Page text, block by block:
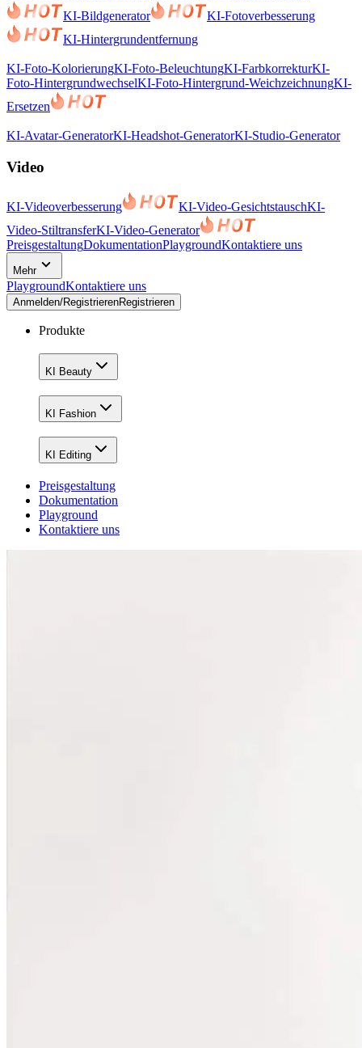
KI-Bildgenerator
KI-Fotoverbesserung
KI-Hintergrundentfernung
KI-Foto-KolorierungKI-Foto-BeleuchtungKI-FarbkorrekturKI-
Foto-HintergrundwechselKI-Foto-Hintergrund-WeichzeichnungKI-
Ersetzen
KI-Avatar-GeneratorKI-Headshot-GeneratorKI-Studio-Generator
Video
KI-Videoverbesserung KI-Video-GesichtstauschKI-
Video-StiltransferKI-Video-Generator
PreisgestaltungDokumentationPlaygroundKontaktiere uns
Mehr
PlaygroundKontaktiere uns
Anmelden/RegistrierenRegistrieren
Produkte
KI Beauty
KI Fashion
KI Editing
Preisgestaltung
Dokumentation
Playground
Kontaktiere uns